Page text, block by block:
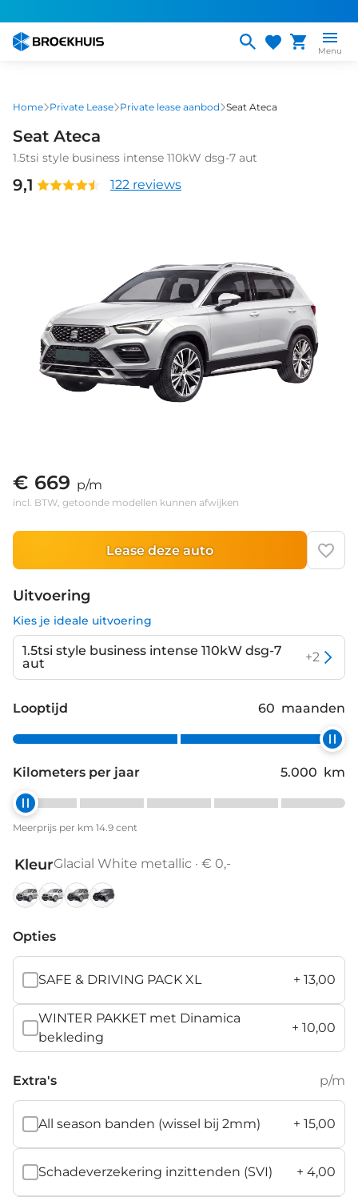
naar
gaan
Menu
Home Private Lease Private lease aanbod Seat Ateca
Seat Ateca
1.5tsi style business intense 110kW dsg-7 aut
9,1 122 reviews
€ 669 p/m
incl. BTW, getoonde modellen kunnen afwijken
Lease deze auto
Uitvoering
Kies je ideale uitvoering
1.5tsi style business intense 110kW dsg-7
aut
+2
Looptijd 60 maanden
Kilometers per jaar 5.000 km
Meerprijs per km 14.9 cent
KleurGlacial White metallic · € 0,-
Silver
metallic
White
metallicmetallicmetallic
Opties
SAFE & DRIVING PACK XL + 13,00
WINTER PAKKET met Dinamica
bekleding
+ 10,00
Extra's p/m
All season banden (wissel bij 2mm) + 15,00
Schadeverzekering inzittenden (SVI) + 4,00